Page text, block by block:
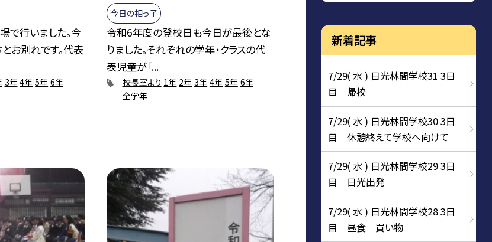
で行いました。今
お別れです。代表
3年4年 5年 6年
今日の相っ子
令和6年度の登校日も今日が最後とな
りました。それぞれの学年・クラスの代
表児童が「...
校長室より 1年 2年 3年 4年 5年 6年
全学年
新着記事
7/29( 水 ) 日光林間学校31 3日
目 帰校
7/29( 水 ) 日光林間学校30 3日
目 休憩終えて学校へ向けて
7/29( 水 ) 日光林間学校29 3日
目 日光出発
7/29( 水 ) 日光林間学校28 3日
目 昼食 買い物